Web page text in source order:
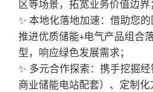
区等场景，拓宽业务价值边界
✨本地化落地加速：借助您
推进优质储能+电气产品组合
型，响应绿色发展需求；
✨ 多元合作探索：携手挖掘
商业储能电站配套）、定制